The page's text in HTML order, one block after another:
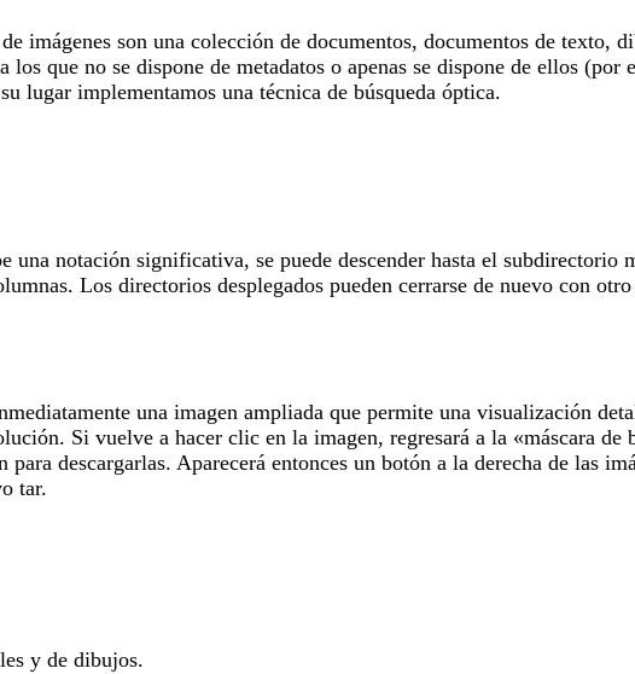
imágenes son una colección de documentos, documentos de texto,
que no se dispone de metadatos o apenas se dispone de ellos
lugar implementamos una técnica de búsqueda óptica.
una notación significativa, se puede descender hasta el
Los directorios desplegados pueden cerrarse de nuevo con
una imagen ampliada que permite una visualización
Si vuelve a hacer clic en la imagen, regresará a la «máscara de
descargarlas. Aparecerá entonces un botón a la derecha de las
tar.
y de dibujos.